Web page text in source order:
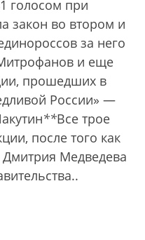
голосом при
закон во втором и
за него
и еще
прошедших в
России» —
**Все трое
после того как
Дмитрия Медведева
.